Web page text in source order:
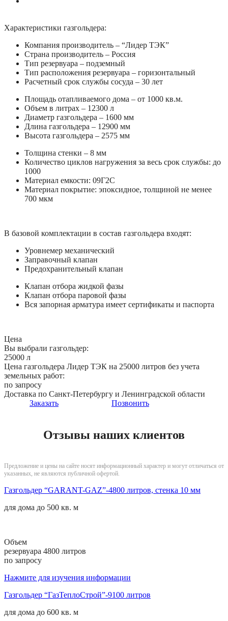
Характеристики газгольдера:
Компания производитель – “Лидер ТЭК”
Страна производитель – Россия
Тип резервуара – подземный
Тип расположения резервуара – горизонтальный
Расчетный срок службы сосуда – 30 лет
Площадь отапливаемого дома – от 1000 кв.м.
Объем в литрах – 12300 л
Диаметр газгольдера – 1600 мм
Длина газгольдера – 12900 мм
Высота газгольдера – 2575 мм
Толщина стенки – 8 мм
Количество циклов нагружения за весь срок службы: до
1000
Материал емкости: 09Г2С
Материал покрытие: эпоксидное, толщиной не менее
700 мкм
В базовой комплектации в состав газгольдера входят:
Уровнемер механический
Заправочный клапан
Предохранительный клапан
Клапан отбора жидкой фазы
Клапан отбора паровой фазы
Вся запорная арматура имеет сертификаты и паспорта
Цена
Вы выбрали газгольдер:
25000 л
Цена газгольдера Лидер ТЭК на 25000 литров без учета
земельных работ:
по запросу
Доставка по Санкт-Петербургу и Ленинградской области
Заказать
Позвонить
Отзывы наших клиентов
Предложение и цены на сайте носят информационный характер и могут отличаться от
указанных, не являются публичной офертой.
Газгольдер “GARANT-GAZ”-4800 литров, стенка 10 мм
для дома до 500 кв. м
Объем
резервуара 4800 литров
по запросу
Нажмите для изучения информации
Газгольдер “ГазТеплоСтрой”-9100 литров
для дома до 600 кв. м